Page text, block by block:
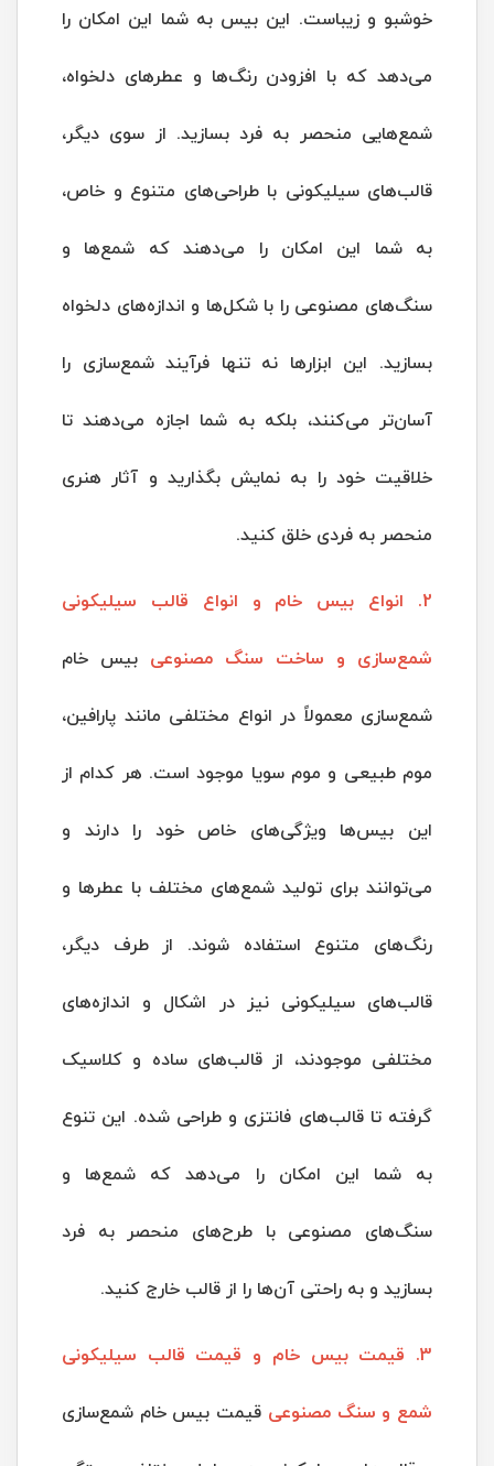
خوشبو و زیباست. این بیس به شما این امکان را
می‌دهد که با افزودن رنگ‌ها و عطرهای دلخواه،
شمع‌هایی منحصر به فرد بسازید. از سوی دیگر،
قالب‌های سیلیکونی با طراحی‌های متنوع و خاص،
به شما این امکان را می‌دهند که شمع‌ها و
سنگ‌های مصنوعی را با شکل‌ها و اندازه‌های دلخواه
بسازید. این ابزارها نه تنها فرآیند شمع‌سازی را
آسان‌تر می‌کنند، بلکه به شما اجازه می‌دهند تا
خلاقیت خود را به نمایش بگذارید و آثار هنری
منحصر به فردی خلق کنید.
2. انواع بیس خام و انواع قالب سیلیکونی
شمع‌سازی و ساخت سنگ مصنوعی بیس خام
شمع‌سازی معمولاً در انواع مختلفی مانند پارافین،
موم طبیعی و موم سویا موجود است. هر کدام از
این بیس‌ها ویژگی‌های خاص خود را دارند و
می‌توانند برای تولید شمع‌های مختلف با عطرها و
رنگ‌های متنوع استفاده شوند. از طرف دیگر،
قالب‌های سیلیکونی نیز در اشکال و اندازه‌های
مختلفی موجودند، از قالب‌های ساده و کلاسیک
گرفته تا قالب‌های فانتزی و طراحی شده. این تنوع
به شما این امکان را می‌دهد که شمع‌ها و
سنگ‌های مصنوعی با طرح‌های منحصر به فرد
بسازید و به راحتی آن‌ها را از قالب خارج کنید.
3. قیمت بیس خام و قیمت قالب سیلیکونی
شمع و سنگ مصنوعی قیمت بیس خام شمع‌سازی